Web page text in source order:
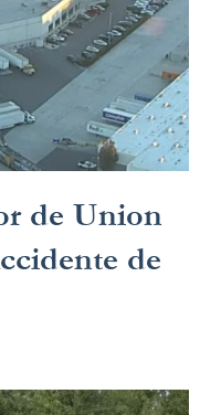
de Union
de